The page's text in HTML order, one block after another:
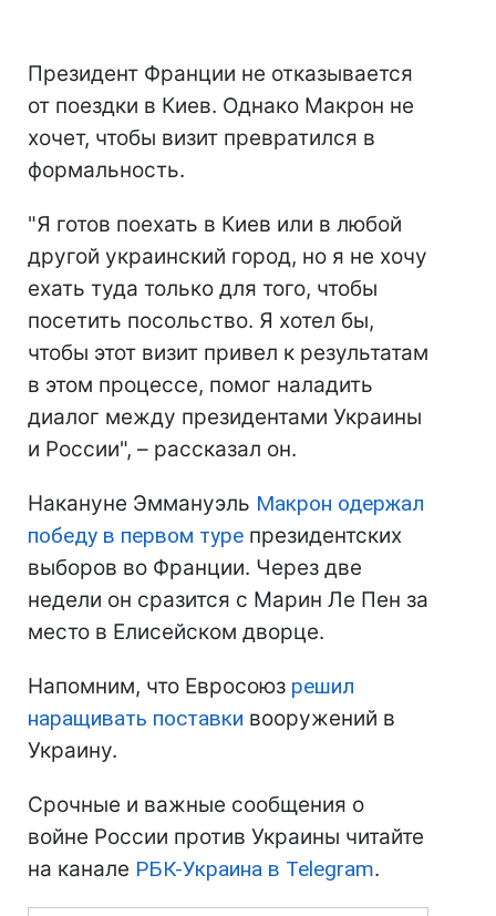
Президент Франции не отказывается
от поездки в Киев. Однако Макрон не
хочет, чтобы визит превратился в
формальность.
"Я готов поехать в Киев или в любой
другой украинский город, но я не хочу
ехать туда только для того, чтобы
посетить посольство. Я хотел бы,
чтобы этот визит привел к результатам
в этом процессе, помог наладить
диалог между президентами Украины
и России", – рассказал он.
Накануне Эммануэль Макрон одержал
победу в первом туре президентских
выборов во Франции. Через две
недели он сразится с Марин Ле Пен за
место в Елисейском дворце.
Напомним, что Евросоюз решил
наращивать поставки вооружений в
Украину.
Срочные и важные сообщения о
войне России против Украины читайте
на канале РБК-Украина в Telegram.